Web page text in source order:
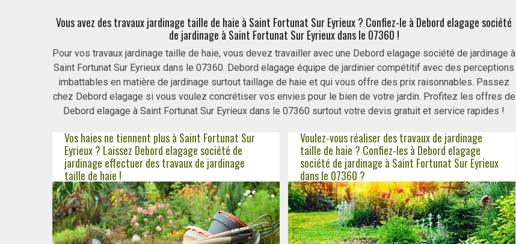
Vous avez des travaux jardinage taille de haie à Saint Fortunat Sur Eyrieux ? Confiez-le à Debord elagage société
de jardinage à Saint Fortunat Sur Eyrieux dans le 07360 !
Pour vos travaux jardinage taille de haie, vous devez travailler avec une Debord elagage société de jardinage à
Saint Fortunat Sur Eyrieux dans le 07360. Debord elagage équipe de jardinier compétitif avec des perceptions
imbattables en matière de jardinage surtout taillage de haie et qui vous offre des prix raisonnables. Passez
chez Debord elagage si vous voulez concrétiser vos envies pour le bien de votre jardin. Profitez les offres de
Debord elagage à Saint Fortunat Sur Eyrieux dans le 07360 surtout votre devis gratuit et service rapides !
Vos haies ne tiennent plus à Saint Fortunat Sur
Eyrieux ? Laissez Debord elagage société de
jardinage effectuer des travaux de jardinage
taille de haie !
Voulez-vous réaliser des travaux de jardinage
taille de haie ? Confiez-les à Debord elagage
société de jardinage à Saint Fortunat Sur Eyrieux
dans le 07360 ?